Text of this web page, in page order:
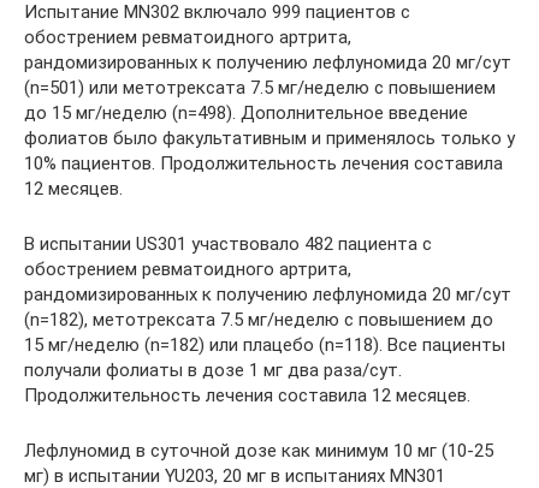
Испытание MN302 включало 999 пациентов с
обострением ревматоидного артрита,
рандомизированных к получению лефлуномида 20 мг/сут
(n=501) или метотрексата 7.5 мг/неделю с повышением
до 15 мг/неделю (n=498). Дополнительное введение
фолиатов было факультативным и применялось только у
10% пациентов. Продолжительность лечения составила
12 месяцев.
В испытании US301 участвовало 482 пациента с
обострением ревматоидного артрита,
рандомизированных к получению лефлуномида 20 мг/сут
(n=182), метотрексата 7.5 мг/неделю с повышением до
15 мг/неделю (n=182) или плацебо (n=118). Все пациенты
получали фолиаты в дозе 1 мг два раза/сут.
Продолжительность лечения составила 12 месяцев.
Лефлуномид в суточной дозе как минимум 10 мг (10-25
мг) в испытании YU203, 20 мг в испытаниях MN301